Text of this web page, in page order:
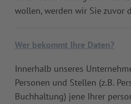
wollen, werden wir Sie zuvor
Wer bekommt Ihre Daten?
Innerhalb unseres
Personen und Stellen (z.B.
Buchhaltung) jene Ihrer